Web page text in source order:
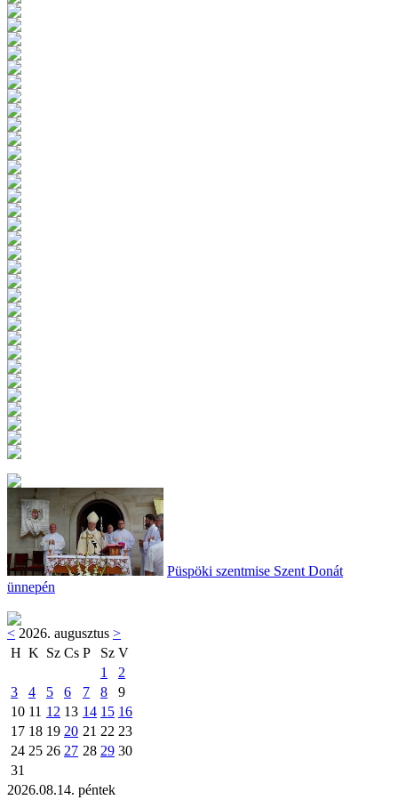
Püspöki szentmise Szent Donát
ünnepén
< 2026. augusztus >
H K Sz Cs P Sz V
1
2
3
4 5 6 7 8
9
10 11 12 13 14 15 16
17 18 19 20 21 22 23
24 25 26 27 28 29 30
31
2026.08.14. péntek